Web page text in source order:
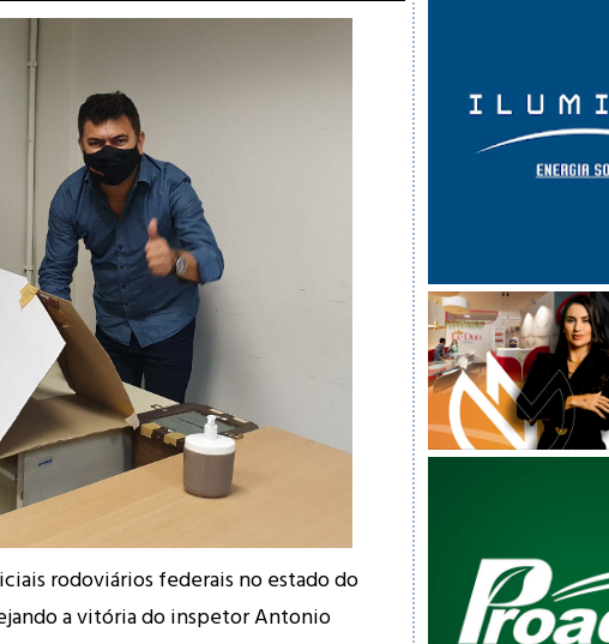
rodoviários federais no estado do
a vitória do inspetor Antonio